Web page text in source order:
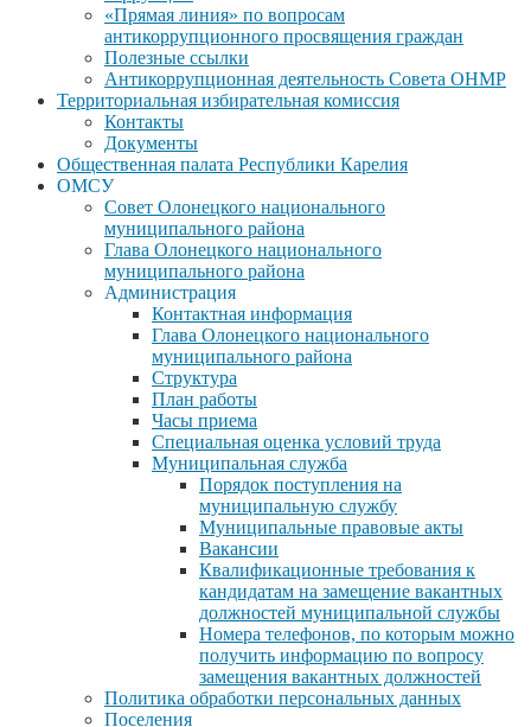
«Прямая линия» по вопросам
антикоррупционного просвящения граждан
Полезные ссылки
Антикоррупционная деятельность Совета ОНМР
Территориальная избирательная комиссия
Контакты
Документы
Общественная палата Республики Карелия
ОМСУ
Совет Олонецкого национального
муниципального района
Глава Олонецкого национального
муниципального района
Администрация
Контактная информация
Глава Олонецкого национального
муниципального района
Структура
План работы
Часы приема
Специальная оценка условий труда
Муниципальная служба
Порядок поступления на
муниципальную службу
Муниципальные правовые акты
Вакансии
Квалификационные требования к
кандидатам на замещение вакантных
должностей муниципальной службы
Номера телефонов, по которым можно
получить информацию по вопросу
замещения вакантных должностей
Политика обработки персональных данных
Поселения